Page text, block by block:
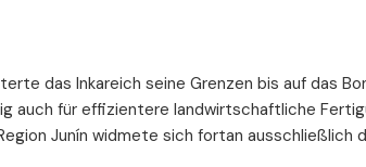
das Inkareich seine Grenzen bis auf das
auch für effizientere landwirtschaftliche
Junín widmete sich fortan ausschließlich